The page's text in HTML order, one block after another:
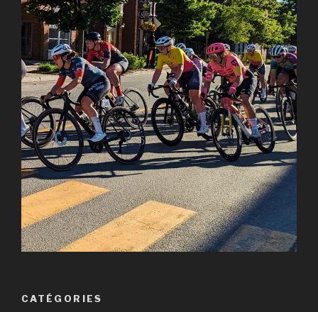
CATÉGORIES